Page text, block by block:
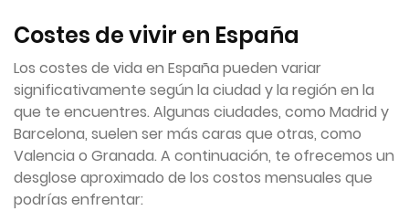
Costes de vivir en España
Los costes de vida en España pueden variar
significativamente según la ciudad y la región en la
que te encuentres. Algunas ciudades, como Madrid y
Barcelona, suelen ser más caras que otras, como
Valencia o Granada. A continuación, te ofrecemos un
desglose aproximado de los costos mensuales que
podrías enfrentar: